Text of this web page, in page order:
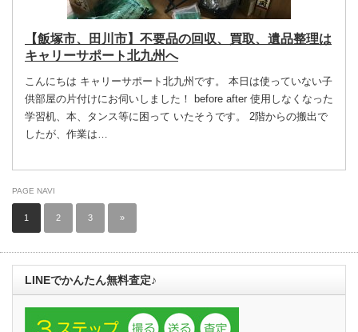
【飯塚市、田川市】不要品の回収、買取、遺品整理は
キャリーサポート北九州へ
こんにちは キャリーサポート北九州です。 本日は使っていない子
供部屋の片付けにお伺いしました！ before after 使用しなくなった
学習机、本、タンス等に困って いたそうです。 2階からの搬出で
したが、作業は…
PAGE NAVI
1 2 3 »
LINEでかんたん無料査定♪